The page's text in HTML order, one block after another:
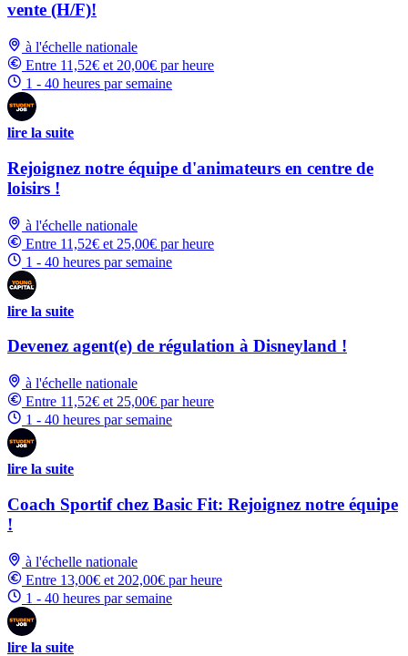
vente (H/F)!
à l'échelle nationale
Entre 11,52€ et 20,00€ par heure
1 - 40 heures par semaine
lire la suite
Rejoignez notre équipe d'animateurs en centre de
loisirs !
à l'échelle nationale
Entre 11,52€ et 25,00€ par heure
1 - 40 heures par semaine
lire la suite
Devenez agent(e) de régulation à Disneyland !
à l'échelle nationale
Entre 11,52€ et 25,00€ par heure
1 - 40 heures par semaine
lire la suite
Coach Sportif chez Basic Fit: Rejoignez notre équipe
!
à l'échelle nationale
Entre 13,00€ et 202,00€ par heure
1 - 40 heures par semaine
lire la suite